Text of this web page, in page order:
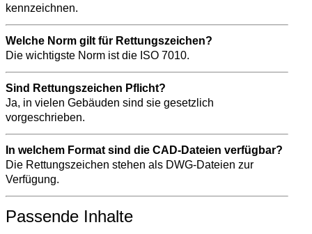
kennzeichnen.
Welche Norm gilt für Rettungszeichen?
Die wichtigste Norm ist die ISO 7010.
Sind Rettungszeichen Pflicht?
Ja, in vielen Gebäuden sind sie gesetzlich
vorgeschrieben.
In welchem Format sind die CAD-Dateien verfügbar?
Die Rettungszeichen stehen als DWG-Dateien zur
Verfügung.
Passende Inhalte